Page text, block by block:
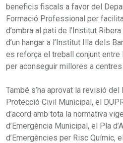
beneficis fiscals a favor del
Formació Professional per
d’ombra al pati de l’Institut
d’un hangar a l’Institut Illa dels
es reforça el treball conjunt entre
per aconseguir millores a
També s’ha aprovat la revisió del
Protecció Civil Municipal, el
d’acord amb tota la normativa
d’Emergència Municipal, el Pla
d’Emergències per Risc Químic,